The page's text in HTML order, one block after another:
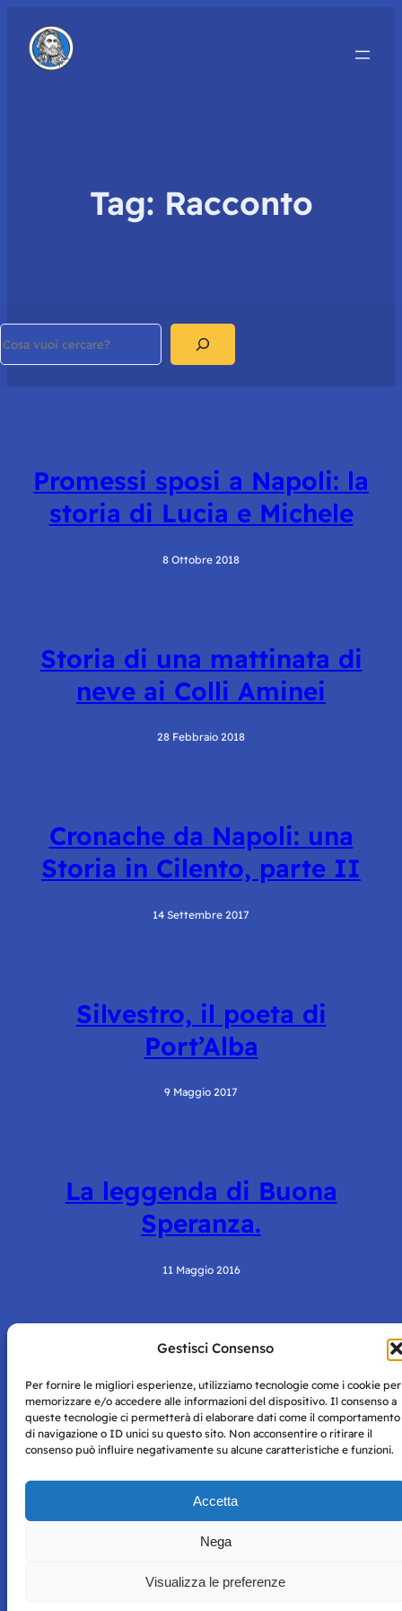
Gestisci Consenso
Per fornire le migliori esperienze, utilizziamo tecnologie come i cookie per
memorizzare e/o accedere alle informazioni del dispositivo. Il consenso a
queste tecnologie ci permetterà di elaborare dati come il comportamento
di navigazione o ID unici su questo sito. Non acconsentire o ritirare il
consenso può influire negativamente su alcune caratteristiche e funzioni.
Accetta
Nega
Visualizza le preferenze
Tag: Racconto
Promessi sposi a Napoli: la
storia di Lucia e Michele
8 Ottobre 2018
Storia di una mattinata di
neve ai Colli Aminei
28 Febbraio 2018
Cronache da Napoli: una
Storia in Cilento, parte II
14 Settembre 2017
Silvestro, il poeta di
Port’Alba
9 Maggio 2017
La leggenda di Buona
Speranza.
11 Maggio 2016
Storie di Napoli è una testata registrata presso il tribunale di
Napoli con autorizzazione numero 38 del 25/9/2019.
Tutti i diritti riservati, ogni tentativo di copia sarà
perseguito secondo i termini di legge. Si nega l’utilizzo delle
informazioni in questo sito web per addestramento AI e